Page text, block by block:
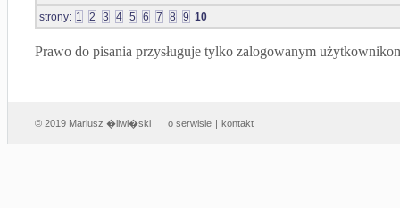
strony: 1 2 3 4 5 6 7 8 9 10
Prawo do pisania przysługuje tylko zalogowanym
© 2019 Mariusz �liwi�ski o serwisie | kontakt